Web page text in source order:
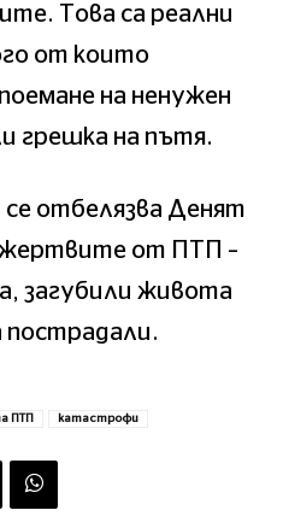
Това са реални
от които
на ненужен
грешка на пътя.
отбелязва Денят
жертвите от ПТП –
загубили живота
пострадали.
ПТП катастрофи